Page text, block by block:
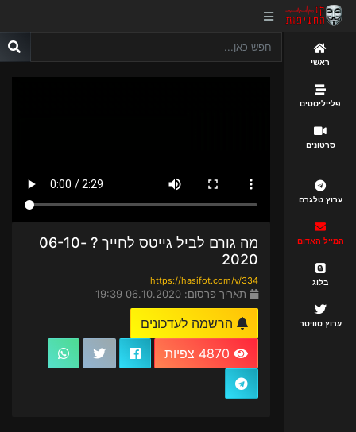
ראשי
פלייליסטים
סרטונים
ערוץ טלגרם
המייל האדום
בלוג
ערוץ טוויטר
מה גורם לביל גייטס לחייך ? 06-10-
2020
https://hasifot.com/v/334
תאריך פרסום: 06.10.2020 19:39
הרשמה לעדכונים